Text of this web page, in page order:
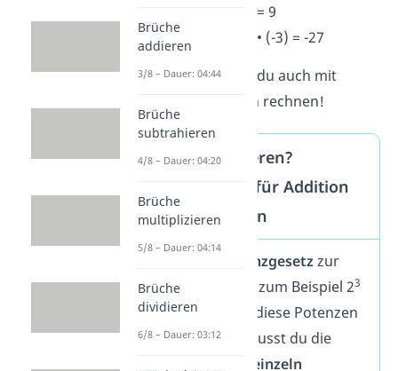
= (-3) • (-3) = 9
(-3)3= (-3) • (-3) • (-3) = -27
Prima! Jetzt kannst du auch mit
negativen Potenzen rechnen!
Potenzen addieren?
Potenzgesetze für Addition
und Subtraktion
Potenzgesetzzur
Addition. Hast du zum Beispiel 23
und 25und willst diese Potenzen
addieren, dann musst du die
einzeln
Brüche
addieren
3/8 – Dauer: 04:44
Brüche
subtrahieren
4/8 – Dauer: 04:20
Brüche
multiplizieren
5/8 – Dauer: 04:14
Brüche
dividieren
6/8 – Dauer: 03:12